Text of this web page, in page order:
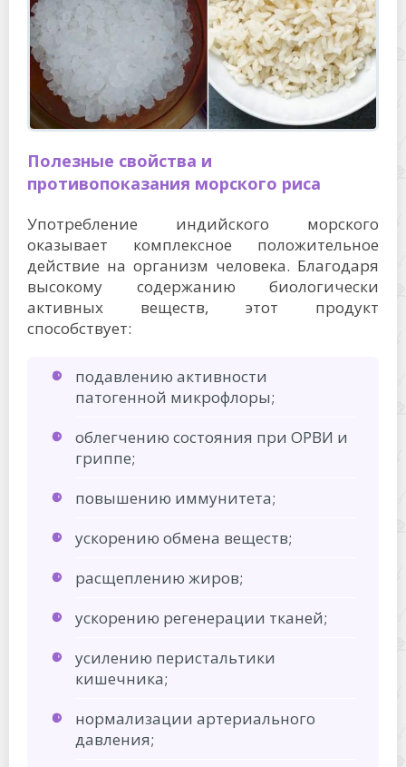
Полезные свойства и
противопоказания морского риса
Употребление индийского морского
оказывает комплексное положительное
действие на организм человека. Благодаря
высокому содержанию биологически
активных веществ, этот продукт
способствует:
подавлению активности
патогенной микрофлоры;
облегчению состояния при ОРВИ и
гриппе;
повышению иммунитета;
ускорению обмена веществ;
расщеплению жиров;
ускорению регенерации тканей;
усилению перистальтики
кишечника;
нормализации артериального
давления;